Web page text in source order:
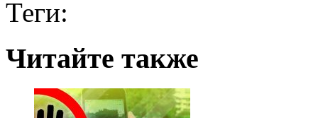
Теги:
Читайте также